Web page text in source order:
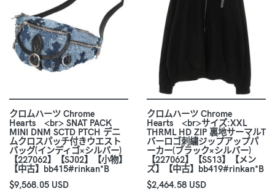
クロムハーツ Chrome
Hearts <br> SNAT PACK
MINI DNM SCTD PTCH デニ
ムクロスパッチ付きウエスト
バッグ(インディゴ×シルバー)
【227062】【SJ02】【小物】
【中古】bb415#rinkan*B
$9,568.05 USD
クロムハーツ Chrome
Hearts <br>サイズ:XXL
THRML HD ZIP 裏地サーマルT
バーロゴ刺繍ジップアップパ
ーカー(ブラック×シルバー)
【227062】【SS13】【メン
ズ】【中古】bb419#rinkan*B
$2,464.58 USD